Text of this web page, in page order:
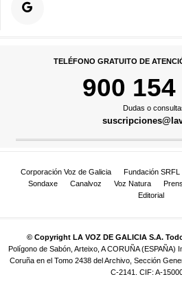
TELÉFONO GRATUITO DE
900 154
Dudas o
Corporación Voz de Galicia Fundación SRFL
Sondaxe
Canalvoz Voz Natura
Editorial
© Copyright LA VOZ DE GALICIA S.A.
Polígono de Sabón, Arteixo, A CORUÑA (ESPAÑA)
Coruña en el Tomo 2438 del Archivo, Sección
C-2141. CIF: A-